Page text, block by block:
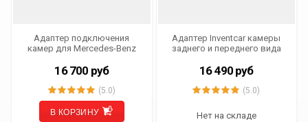
Адаптер подключения
камер для Mercedes-Benz
г.в.) INVENTCAR IV-VI-5.0-5.1
16 700 руб
(5.0)
В КОРЗИНУ
Адаптер Inventcar камеры
заднего и переднего вида
Audio 20
16 490 руб
(5.0)
Нет на складе